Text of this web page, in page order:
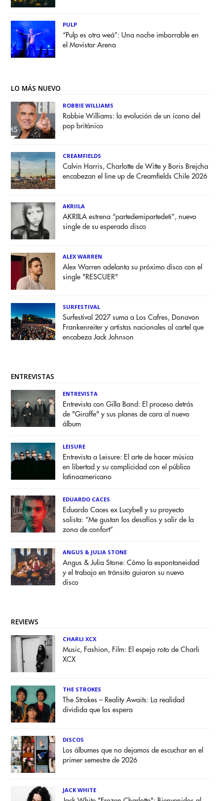
PULP
“Pulp es otra weá”: Una noche imborrable en
el Movistar Arena
LO MÁS NUEVO
ROBBIE WILLIAMS
Robbie Williams: la evolución de un ícono del
pop británico
CREAMFIELDS
Calvin Harris, Charlotte de Witte y Boris Brejcha
encabezan el line up de Creamfields Chile 2026
AKRIILA
AKRIILA estrena “partedemipartedeti”, nuevo
single de su esperado disco
ALEX WARREN
Alex Warren adelanta su próximo disco con el
single "RESCUER"
SURFESTIVAL
Surfestival 2027 suma a Los Cafres, Donavon
Frankenreiter y artistas nacionales al cartel que
encabeza Jack Johnson
ENTREVISTAS
ENTREVISTA
Entrevista con Gilla Band: El proceso detrás
de "Giraffe" y sus planes de cara al nuevo
álbum
LEISURE
Entrevista a Leisure: El arte de hacer música
en libertad y su complicidad con el público
latinoamericano
EDUARDO CACES
Eduardo Caces ex Lucybell y su proyecto
solista: “Me gustan los desafíos y salir de la
zona de confort”
ANGUS & JULIA STONE
Angus & Julia Stone: Cómo la espontaneidad
y el trabajo en tránsito guiaron su nuevo
disco
REVIEWS
CHARLI XCX
Music, Fashion, Film: El espejo roto de Charli
XCX
THE STROKES
The Strokes – Reality Awaits: La realidad
dividida que los espera
DISCOS
Los álbumes que no dejamos de escuchar en el
primer semestre de 2026
JACK WHITE